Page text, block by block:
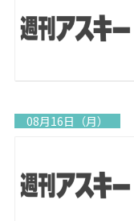
08月16日（月）